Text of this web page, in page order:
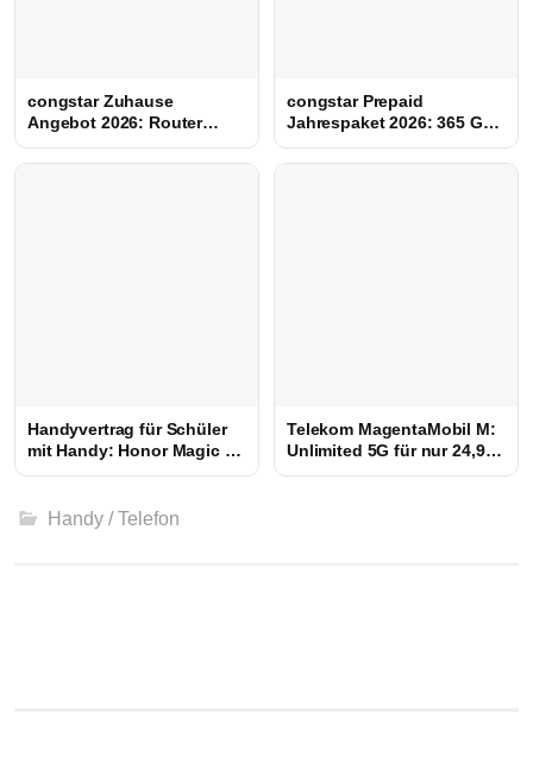
congstar Zuhause
Angebot 2026: Router
kostenlos, 0 €
Bereitstellung & bis zu 200
congstar Prepaid
Jahrespaket 2026: 365 GB
für 100 € (Flash Sale)
Handyvertrag für Schüler
mit Handy: Honor Magic 8
Lite + 35 GB für nur 9,99 €
Telekom MagentaMobil M:
Unlimited 5G für nur 24,95
€ im Monat
Handy / Telefon